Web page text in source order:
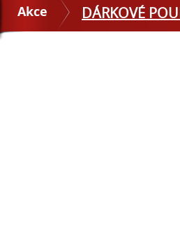
Akce DÁRKOVÉ